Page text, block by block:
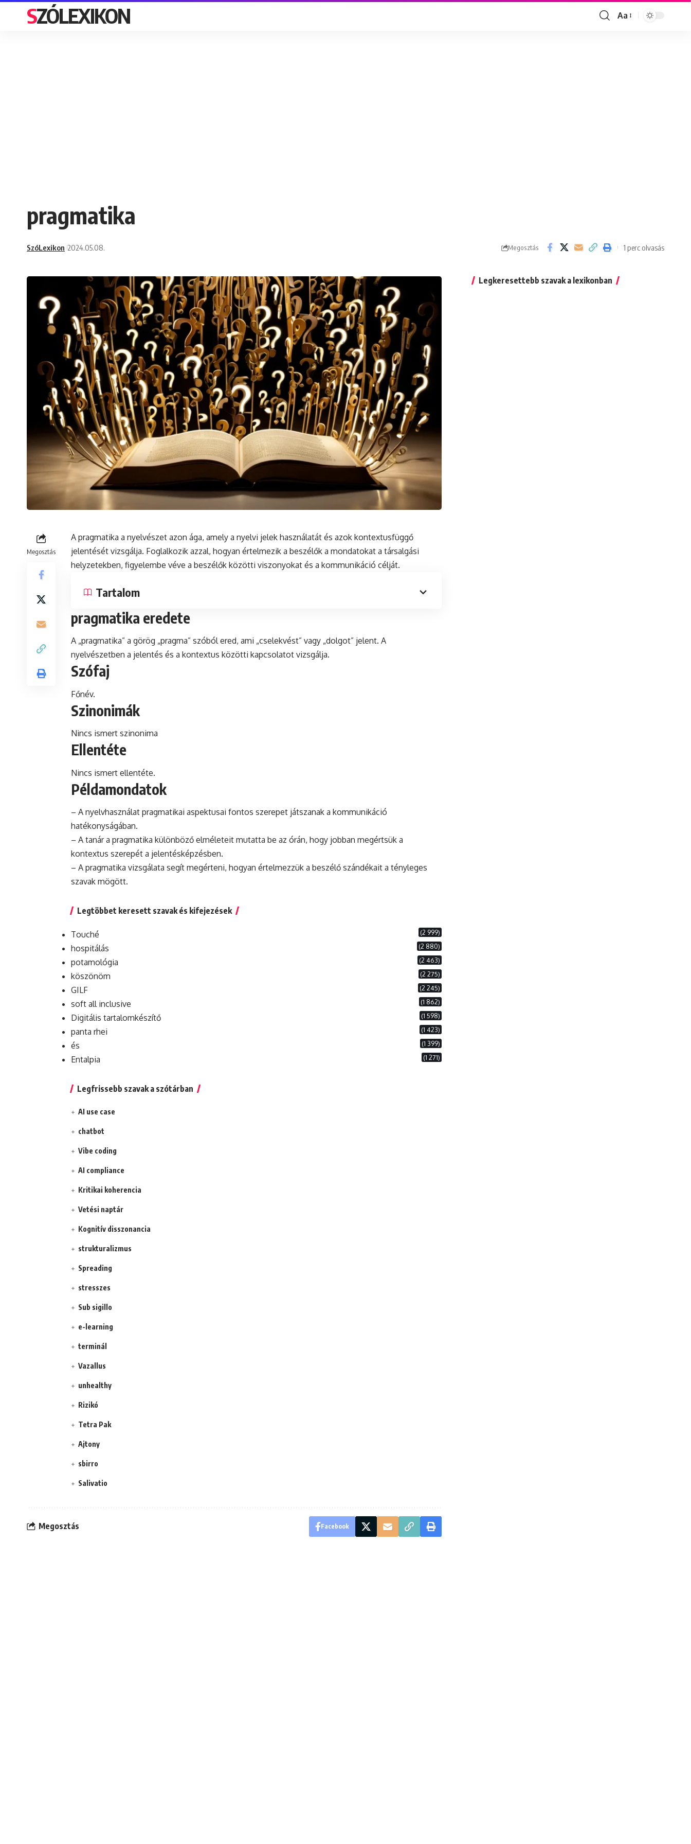
SZÓLEXIKON
Font
Aa
pragmatika
SzóLexikon 2024.05.08. Megosztás 1 perc olvasás
Megosztás
A pragmatika a nyelvészet azon ága, amely a nyelvi jelek használatát és azok kontextusfüggő
jelentését vizsgálja. Foglalkozik azzal, hogyan értelmezik a beszélők a mondatokat a társalgási
helyzetekben, figyelembe véve a beszélők közötti viszonyokat és a kommunikáció célját.
Tartalom
pragmatika eredete
A „pragmatika” a görög „pragma” szóból ered, ami „cselekvést” vagy „dolgot” jelent. A
nyelvészetben a jelentés és a kontextus közötti kapcsolatot vizsgálja.
Szófaj
Főnév.
Szinonimák
Nincs ismert szinonima
Ellentéte
Nincs ismert ellentéte.
Példamondatok
– A nyelvhasználat pragmatikai aspektusai fontos szerepet játszanak a kommunikáció
hatékonyságában.
– A tanár a pragmatika különböző elméleteit mutatta be az órán, hogy jobban megértsük a
kontextus szerepét a jelentésképzésben.
– A pragmatika vizsgálata segít megérteni, hogyan értelmezzük a beszélő szándékait a tényleges
szavak mögött.
Legtöbbet keresett szavak és kifejezések
Touché (2 999)
hospitálás (2 880)
potamológia (2 463)
köszönöm (2 275)
GILF (2 245)
soft all inclusive (1 862)
Digitális tartalomkészítő (1 598)
panta rhei (1 423)
és (1 399)
Entalpia (1 271)
Legfrissebb szavak a szótárban
AI use case
chatbot
Vibe coding
AI compliance
Kritikai koherencia
Vetési naptár
Kognitív disszonancia
strukturalizmus
Spreading
stresszes
Sub sigillo
e-learning
terminál
Vazallus
unhealthy
Rizikó
Tetra Pak
Ajtony
sbirro
Salivatio
Megosztás Facebook
Legkeresettebb szavak a lexikonban